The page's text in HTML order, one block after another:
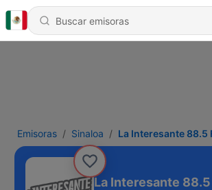
Emisoras Sinaloa La Interesante 88.5
La Interesante 88.5